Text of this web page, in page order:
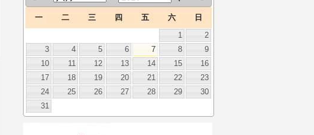
一 二 三 四 五 六 日
1
2
3
4 5 6 7 8
9
10
11 12 13 14 15
16
17
18 19 20 21 22
23
24
25 26 27 28 29
30
31